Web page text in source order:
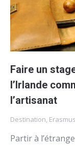
Faire un
l’Irlande
l’artisanat
Destination
Partir à